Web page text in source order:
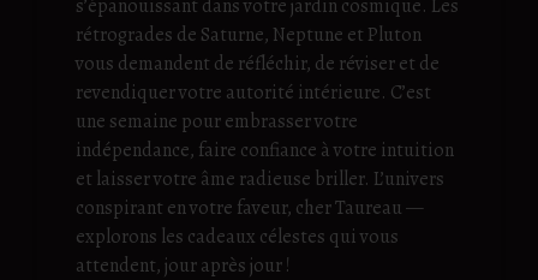
s’épanouissant dans votre jardin cosmique. Les
rétrogrades de Saturne, Neptune et Pluton
vous demandent de réfléchir, de réviser et de
revendiquer votre autorité intérieure. C’est
une semaine pour embrasser votre
indépendance, faire confiance à votre intuition
et laisser votre âme radieuse briller. L’univers
conspirant en votre faveur, cher Taureau —
explorons les cadeaux célestes qui vous
attendent, jour après jour !